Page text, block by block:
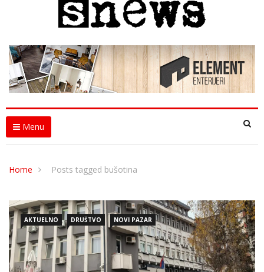
Menu
Home Posts tagged bušotina
AKTUELNO DRUŠTVO NOVI PAZAR